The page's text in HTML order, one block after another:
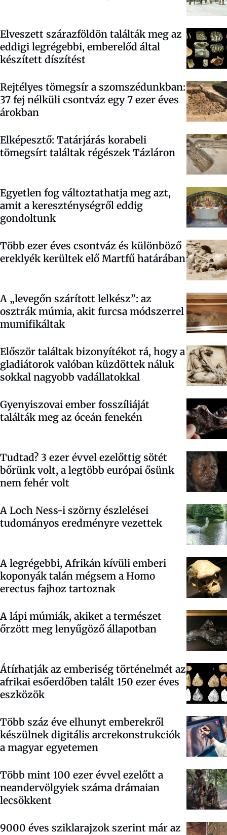
Elveszett szárazföldön találták meg az
eddigi legrégebbi, emberelőd által
készített díszítést
Rejtélyes tömegsír a szomszédunkban:
37 fej nélküli csontváz egy 7 ezer éves
árokban
Elképesztő: Tatárjárás korabeli
tömegsírt találtak régészek Tázláron
Egyetlen fog változtathatja meg azt,
amit a kereszténységről eddig
gondoltunk
Több ezer éves csontváz és különböző
ereklyék kerültek elő Martfű határában
A „levegőn szárított lelkész”: az
osztrák múmia, akit furcsa módszerrel
mumifikáltak
Először találtak bizonyítékot rá, hogy a
gladiátorok valóban küzdöttek náluk
sokkal nagyobb vadállatokkal
Gyenyiszovai ember fosszíliáját
találták meg az óceán fenekén
Tudtad? 3 ezer évvel ezelőttig sötét
bőrünk volt, a legtöbb európai ősünk
nem fehér volt
A Loch Ness-i szörny észlelései
tudományos eredményre vezettek
A legrégebbi, Afrikán kívüli emberi
koponyák talán mégsem a Homo
erectus fajhoz tartoznak
A lápi múmiák, akiket a természet
őrzött meg lenyűgöző állapotban
Átírhatják az emberiség történelmét az
afrikai esőerdőben talált 150 ezer éves
eszközök
Több száz éve elhunyt emberekről
készülnek digitális arcrekonstrukciók
a magyar egyetemen
Több mint 100 ezer évvel ezelőtt a
neandervölgyiek száma drámaian
lecsökkent
9000 éves sziklarajzok szerint már az